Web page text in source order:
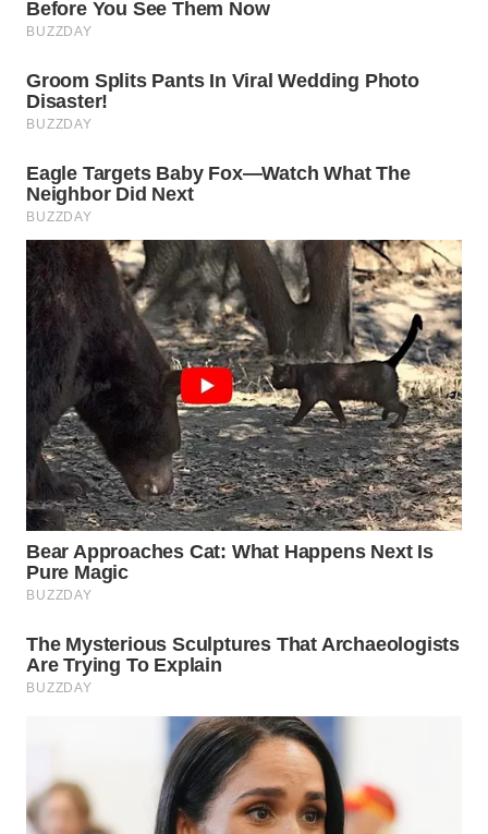
KARAWANG
WN
BEKASI
WN
BOGOR
WN
DEPOK
WN
TAPANULI
UTARA
WN
SAMOSIR
WN
PADANG
LAWAS
SUMEDANG
WN
WN
KEPULAUAN
SERIBU